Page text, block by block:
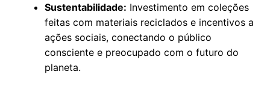
Sustentabilidade: Investimento em coleções
feitas com materiais reciclados e incentivos a
ações sociais, conectando o público
consciente e preocupado com o futuro do
planeta.